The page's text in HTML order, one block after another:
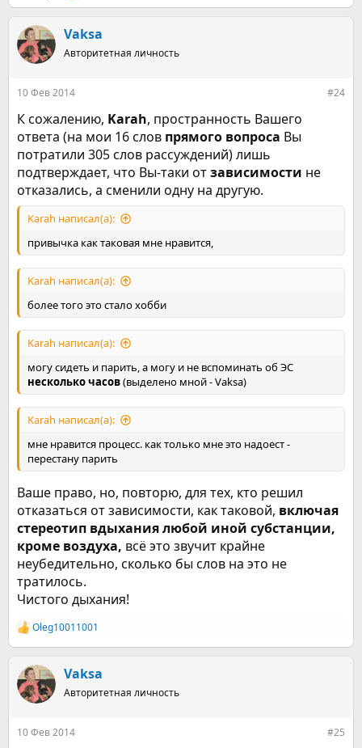
Vaksa
Авторитетная личность
10 Фев 2014 #24
К сожалению, Karah, пространность Вашего
ответа (на мои 16 слов прямого вопроса Вы
потратили 305 слов рассуждений) лишь
подтверждает, что Вы-таки отзависимости не
отказались, а сменили одну на другую.
Karah написал(а):
привычка как таковая мне нравится,
Karah написал(а):
более того это стало хобби
Karah написал(а):
могу сидеть и парить, а могу и не вспоминать об ЭС
несколько часов(выделено мной - Vaksa)
Karah написал(а):
мне нравится процесс. как только мне это надоест -
перестану парить
Ваше право, но, повторю, для тех, кто решил
отказаться от зависимости, как таковой, включая
стереотип вдыхания любой иной субстанции,
кроме воздуха, всё это звучит крайне
неубедительно, сколько бы слов на это не
тратилось.
Чистого дыхания!
Р
е
к
ц
и
Oleg10011001
Vaksa
Авторитетная личность
10 Фев 2014 #25